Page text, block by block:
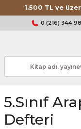
1.500 TL ve
0 (216) 344
5.sınıf
Defteri